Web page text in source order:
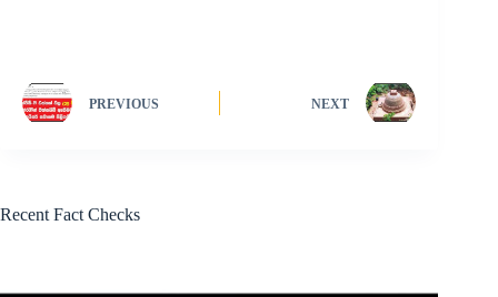
PREVIOUS NEXT
Recent Fact Checks